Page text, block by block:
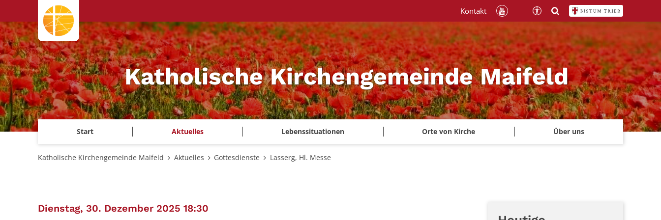
Zum Inhalt springen
Katholische Kirchengemeinde Maifeld
Start Aktuelles Lebenssituationen Orte von Kirche Über uns
Kontakt
Katholische Kirchengemeinde Maifeld Aktuelles Gottesdienste Lasserg, Hl. Messe
Dienstag, 30. Dezember 2025 18:30